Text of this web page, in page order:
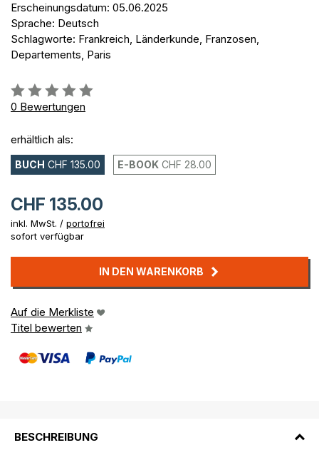
Erscheinungsdatum: 05.06.2025
Sprache: Deutsch
Schlagworte: Frankreich, Länderkunde, Franzosen,
Departements, Paris
Bewertung::
0%
0 Bewertungen
erhältlich als:
BUCH CHF 135.00 E-BOOK CHF 28.00
CHF 135.00
inkl. MwSt. / portofrei
sofort verfügbar
IN DEN WARENKORB
Auf die Merkliste
Titel bewerten
BESCHREIBUNG